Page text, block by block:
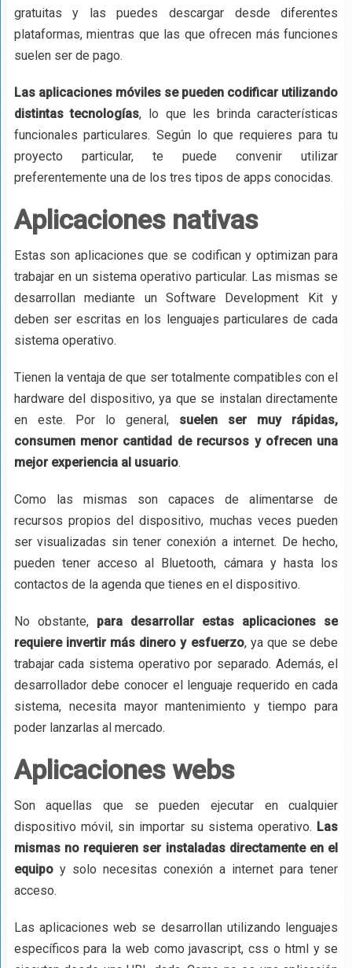
gratuitas y las puedes descargar desde diferentes
plataformas, mientras que las que ofrecen más funciones
suelen ser de pago.
Las aplicaciones móviles se pueden codificar utilizando
distintas tecnologías, lo que les brinda características
funcionales particulares. Según lo que requieres para tu
proyecto particular, te puede convenir utilizar
preferentemente una de los tres tipos de apps conocidas.
Aplicaciones nativas
Estas son aplicaciones que se codifican y optimizan para
trabajar en un sistema operativo particular. Las mismas se
desarrollan mediante un Software Development Kit y
deben ser escritas en los lenguajes particulares de cada
sistema operativo.
Tienen la ventaja de que ser totalmente compatibles con el
hardware del dispositivo, ya que se instalan directamente
en este. Por lo general, suelen ser muy rápidas,
consumen menor cantidad de recursos y ofrecen una
mejor experiencia al usuario.
Como las mismas son capaces de alimentarse de
recursos propios del dispositivo, muchas veces pueden
ser visualizadas sin tener conexión a internet. De hecho,
pueden tener acceso al Bluetooth, cámara y hasta los
contactos de la agenda que tienes en el dispositivo.
No obstante, para desarrollar estas aplicaciones se
requiere invertir más dinero y esfuerzo, ya que se debe
trabajar cada sistema operativo por separado. Además, el
desarrollador debe conocer el lenguaje requerido en cada
sistema, necesita mayor mantenimiento y tiempo para
poder lanzarlas al mercado.
Aplicaciones webs
Son aquellas que se pueden ejecutar en cualquier
dispositivo móvil, sin importar su sistema operativo. Las
mismas no requieren ser instaladas directamente en el
equipoy solo necesitas conexión a internet para tener
acceso.
Las aplicaciones web se desarrollan utilizando lenguajes
específicos para la web como javascript, css o html y se